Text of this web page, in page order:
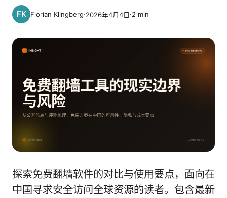
Florian Klingberg·2026年4月4日·2 min
探索免费翻墙软件的对比与使用要点，面向在
中国寻求安全访问全球资源的读者。包含最新